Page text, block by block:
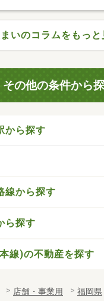
いのコラムをもっと
その他の条件から
から探す
線から探す
ら探す
線)の不動産を探す
店舗・事業用 福岡県